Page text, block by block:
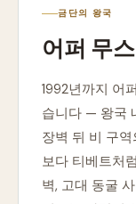
금단의 왕국
어퍼 무
1992년까지 어
습니다 — 왕국
장벽 뒤 비 구역
보다 티베트처
벽, 고대 동굴